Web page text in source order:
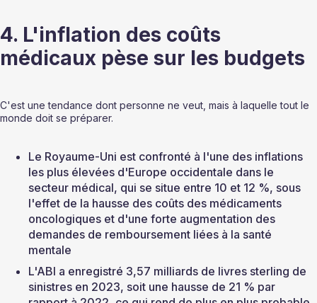
4. L'inflation des coûts
médicaux pèse sur les budgets
C'est une tendance dont personne ne veut, mais à laquelle tout le
monde doit se préparer.
Le Royaume-Uni est confronté à l'une des inflations
les plus élevées d'Europe occidentale dans le
secteur médical, qui se situe entre 10 et 12 %, sous
l'effet de la hausse des coûts des médicaments
oncologiques et d'une forte augmentation des
demandes de remboursement liées à la santé
mentale
L'ABI a enregistré 3,57 milliards de livres sterling de
sinistres en 2023, soit une hausse de 21 % par